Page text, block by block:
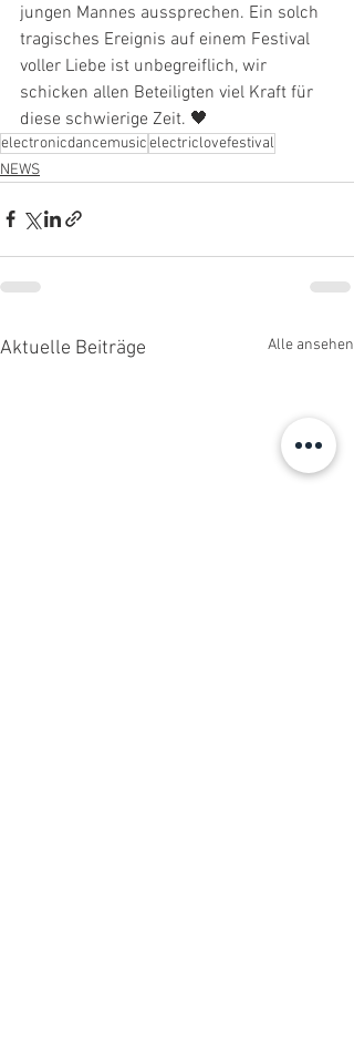
jungen Mannes aussprechen. Ein solch
tragisches Ereignis auf einem Festival
voller Liebe ist unbegreiflich, wir
schicken allen Beteiligten viel Kraft für
diese schwierige Zeit. 🖤
electronicdancemusicelectriclovefestival
NEWS
Aktuelle Beiträge Alle ansehen